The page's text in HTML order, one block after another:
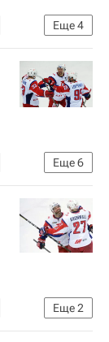
Еще4
Еще6
Еще2